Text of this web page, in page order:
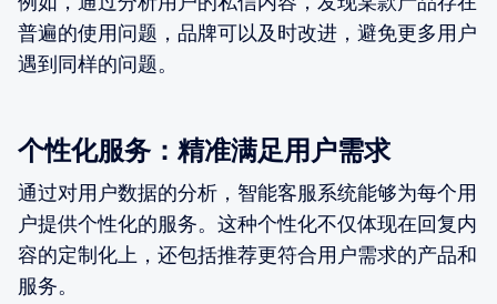
普遍的使用问题，品牌可以及时改进，避免更多用户
遇到同样的问题。
个性化服务：精准满足用户需求
通过对用户数据的分析，智能客服系统能够为每个用
户提供个性化的服务。这种个性化不仅体现在回复内
容的定制化上，还包括推荐更符合用户需求的产品和
服务。